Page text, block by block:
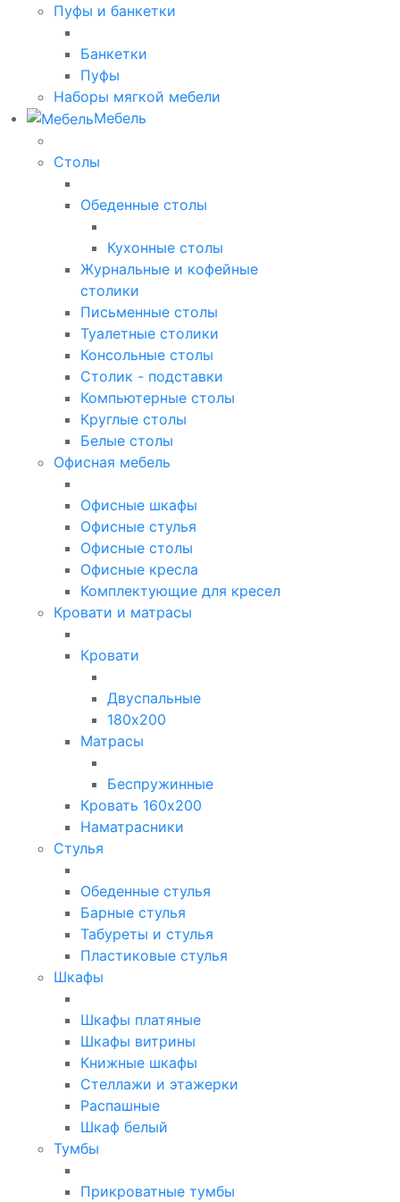
Пуфы и банкетки
Банкетки
Пуфы
Наборы мягкой мебели
Мебель
Столы
Обеденные столы
Кухонные столы
Журнальные и кофейные
столики
Письменные столы
Туалетные столики
Консольные столы
Столик - подставки
Компьютерные столы
Круглые столы
Белые столы
Офисная мебель
Офисные шкафы
Офисные стулья
Офисные столы
Офисные кресла
Комплектующие для кресел
Кровати и матрасы
Кровати
Двуспальные
180х200
Матрасы
Беспружинные
Кровать 160х200
Наматрасники
Стулья
Обеденные стулья
Барные стулья
Табуреты и стулья
Пластиковые стулья
Шкафы
Шкафы платяные
Шкафы витрины
Книжные шкафы
Стеллажи и этажерки
Распашные
Шкаф белый
Тумбы
Прикроватные тумбы